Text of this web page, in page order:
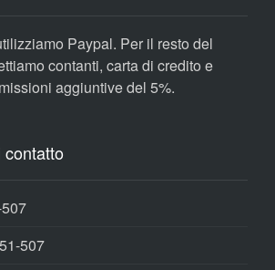
Paypal. Per il resto del
contanti, carta di credito e
aggiuntive del 5%.
507